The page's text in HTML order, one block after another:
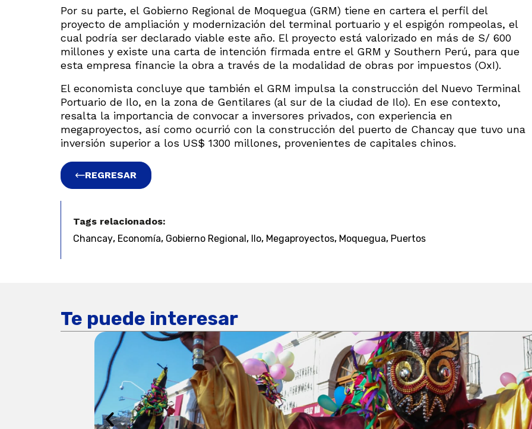
Por su parte, el Gobierno Regional de Moquegua (GRM) tiene en cartera el perfil del
proyecto de ampliación y modernización del terminal portuario y el espigón rompeolas, el
cual podría ser declarado viable este año. El proyecto está valorizado en más de S/ 600
millones y existe una carta de intención firmada entre el GRM y Southern Perú, para que
esta empresa financie la obra a través de la modalidad de obras por impuestos (OxI).
El economista concluye que también el GRM impulsa la construcción del Nuevo Terminal
Portuario de Ilo, en la zona de Gentilares (al sur de la ciudad de Ilo). En ese contexto,
resalta la importancia de convocar a inversores privados, con experiencia en
megaproyectos, así como ocurrió con la construcción del puerto de Chancay que tuvo una
inversión superior a los US$ 1300 millones, provenientes de capitales chinos.
REGRESAR
Tags relacionados:
Chancay, Economía, Gobierno Regional, Ilo, Megaproyectos, Moquegua, Puertos
Te puede interesar